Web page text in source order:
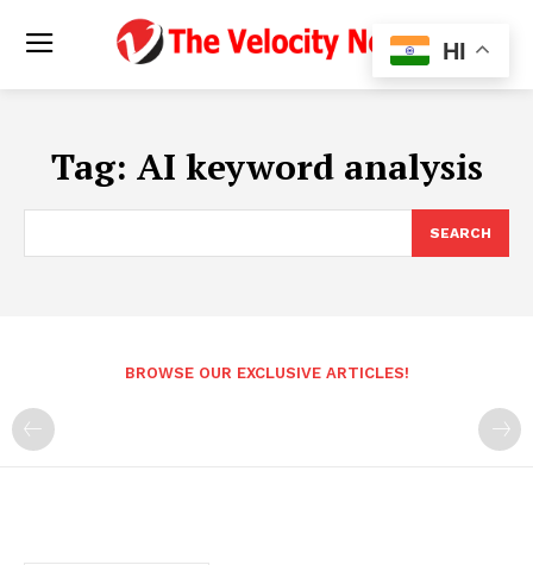
Tag: AI keyword analysis
SEARCH
BROWSE OUR EXCLUSIVE ARTICLES!
HI